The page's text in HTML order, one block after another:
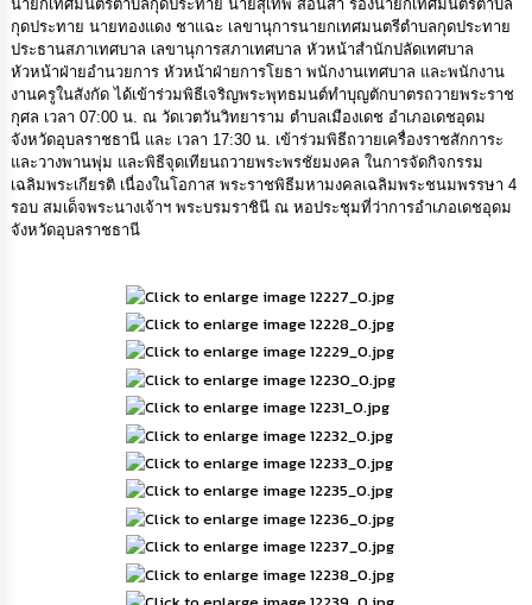
และ
ความ
โปร่งใส
ร้อง
เรียน
ร้อง
ทุกข์
นายกเทศมนตรีตำบลกุดประทาย นายสุเทพ สอนสา รองนายกเทศมนตรีตำบล
กุดประทาย นายทองแดง ชาแฉะ เลขานุการนายกเทศมนตรีตำบลกุดประทาย
ประธานสภาเทศบาล เลขานุการสภาเทศบาล หัวหน้าสำนักปลัดเทศบาล
หัวหน้าฝ่ายอำนวยการ หัวหน้าฝ่ายการโยธา พนักงานเทศบาล และพนักงาน
งานครูในสังกัด ได้เข้าร่วมพิธีเจริญพระพุทธมนต์ทำบุญตักบาตรถวายพระราช
กุศล เวลา 07:00 น. ณ วัดเวตวันวิทยาราม ตำบลเมืองเดช อำเภอเดชอุดม
จังหวัดอุบลราชธานี และ เวลา 17:30 น. เข้าร่วมพิธีถวายเครื่องราชสักการะ
และวางพานพุ่ม และพิธีจุดเทียนถวายพระพรชัยมงคล ในการจัดกิจกรรม
เฉลิมพระเกียรติ เนื่องในโอกาส พระราชพิธีมหามงคลเฉลิมพระชนมพรรษา 4
รอบ สมเด็จพระนางเจ้าฯ พระบรมราชินี ณ หอประชุมที่ว่าการอำเภอเดชอุดม
จังหวัดอุบลราชธานี